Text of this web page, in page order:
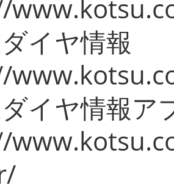
イヤ情報
イヤ情報ア